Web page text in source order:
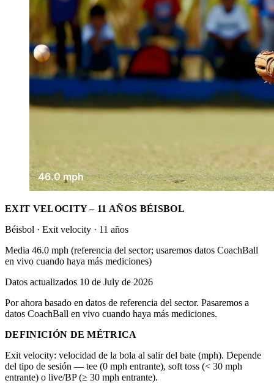
EXIT VELOCITY – 11 AÑOS BÉISBOL
Béisbol · Exit velocity · 11 años
Media 46.0 mph (referencia del sector; usaremos datos CoachBall
en vivo cuando haya más mediciones)
Datos actualizados 10 de July de 2026
Por ahora basado en datos de referencia del sector. Pasaremos a
datos CoachBall en vivo cuando haya más mediciones.
DEFINICIÓN DE MÉTRICA
Exit velocity: velocidad de la bola al salir del bate (mph). Depende
del tipo de sesión — tee (0 mph entrante), soft toss (< 30 mph
entrante) o live/BP (≥ 30 mph entrante).